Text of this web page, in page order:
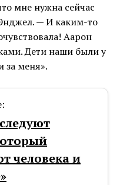
мне нужна сейчас
— И каким-то
Аарон
Дети наши были у
за меня».
человека и